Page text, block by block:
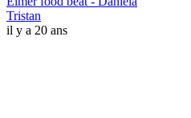
Tristan
il y a 20 ans